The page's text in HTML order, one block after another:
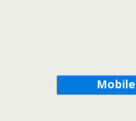
Mobile